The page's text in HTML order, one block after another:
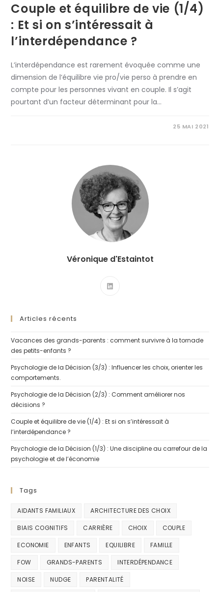
Couple et équilibre de vie (1/4)
: Et si on s’intéressait à
l’interdépendance ?
L’interdépendance est rarement évoquée comme une
dimension de l’équilibre vie pro/vie perso à prendre en
compte pour les personnes vivant en couple. Il s’agit
pourtant d’un facteur déterminant pour la…
(1/4)
:
ET
SI
ON
S’INTÉRESSAIT
À
L’INTERDÉPENDANCE
?
25 MAI 2021
Véronique d'Estaintot
Articles récents
Vacances des grands-parents : comment survivre à la tornade
des petits-enfants ?
Psychologie de la Décision (3/3) : Influencer les choix, orienter les
comportements.
Psychologie de la Décision (2/3) : Comment améliorer nos
décisions ?
Couple et équilibre de vie (1/4) : Et si on s’intéressait à
l’interdépendance ?
Psychologie de la Décision (1/3) : Une discipline au carrefour de la
psychologie et de l’économie
Tags
AIDANTS FAMILIAUX ARCHITECTURE DES CHOIX
BIAIS COGNITIFS CARRIÈRE CHOIX COUPLE
ECONOMIE ENFANTS EQUILIBRE FAMILLE
FOW GRANDS-PARENTS INTERDÉPENDANCE
NOISE NUDGE PARENTALITÉ